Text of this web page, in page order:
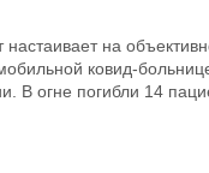
настаивает на
ковид-
В огне погибли 14